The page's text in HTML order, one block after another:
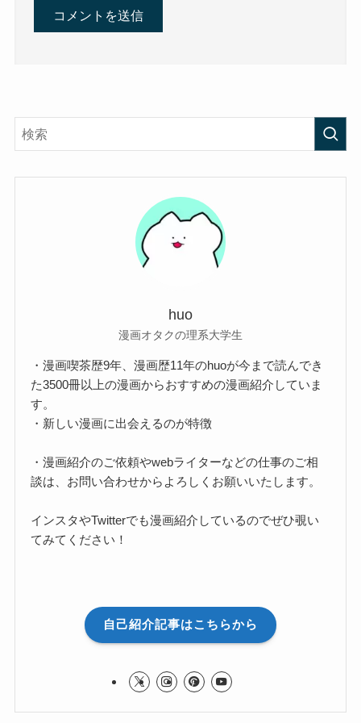
huo
漫画オタクの理系大学生
・漫画喫茶歴9年、漫画歴11年のhuoが今まで読んでき
た3500冊以上の漫画からおすすめの漫画紹介していま
す。
・新しい漫画に出会えるのが特徴
・漫画紹介のご依頼やwebライターなどの仕事のご相
談は、お問い合わせからよろしくお願いいたします。
インスタやTwitterでも漫画紹介しているのでぜひ覗い
てみてください！
自己紹介記事はこちらから